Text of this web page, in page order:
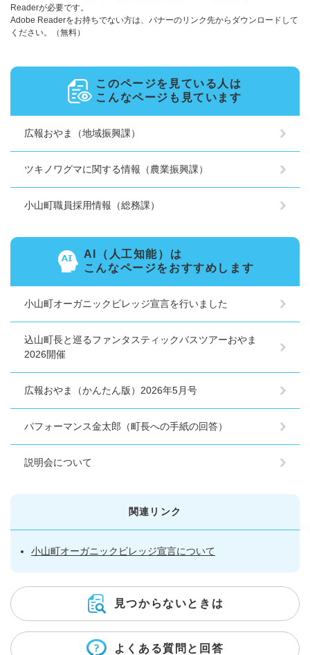
Readerが必要です。
Adobe Readerをお持ちでない方は、バナーのリンク先からダウンロードして
ください。（無料）
このページを見ている人は
こんなページも見ています
広報おやま（地域振興課）
ツキノワグマに関する情報（農業振興課）
小山町職員採用情報（総務課）
AI（人工知能）は
こんなページをおすすめします
小山町オーガニックビレッジ宣言を行いました
込山町長と巡るファンタスティックバスツアーおやま
2026開催
広報おやま（かんたん版）2026年5月号
パフォーマンス金太郎（町長への手紙の回答）
説明会について
関連リンク
小山町オーガニックビレッジ宣言について
見つからないときは
よくある質問と回答